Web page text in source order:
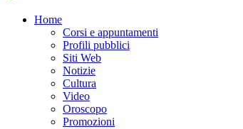
Home
Corsi e appuntamenti
Profili pubblici
Siti Web
Notizie
Cultura
Video
Oroscopo
Promozioni